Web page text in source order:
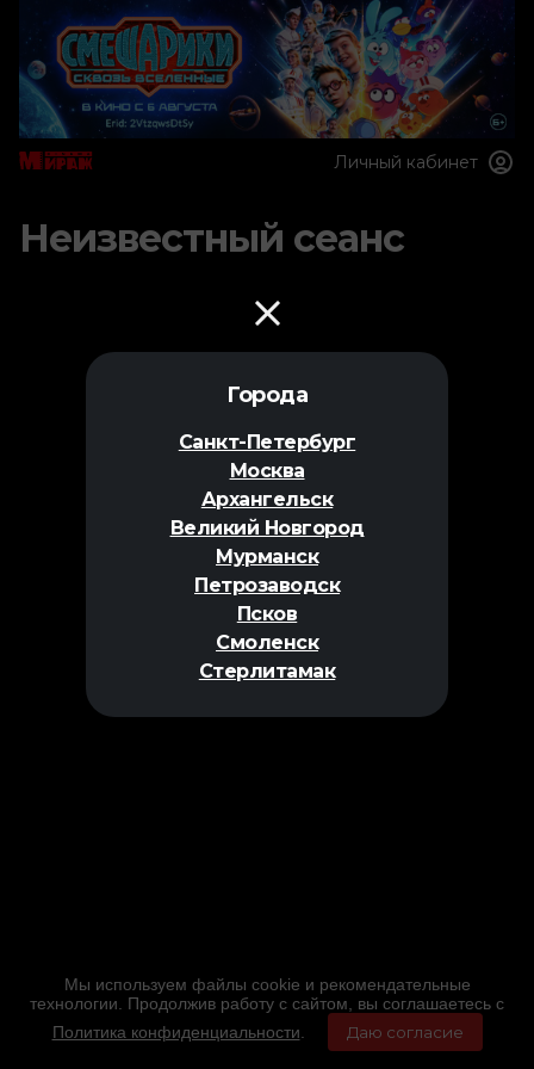
Города
Санкт-Петербург
Москва
Архангельск
Великий Новгород
Мурманск
Петрозаводск
Псков
Смоленск
Стерлитамак
Личный кабинет
Неизвестный сеанс
Мы используем файлы cookie и рекомендательные
технологии. Продолжив работу с сайтом, вы соглашаетесь с
Политика конфиденциальности
Даю согласие